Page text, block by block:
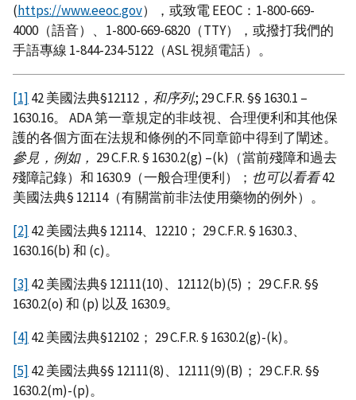
(https://www.eeoc.gov），或致電 EEOC：1-800-669-
4000（語音）、1-800-669-6820（TTY），或撥打我們的
手語專線 1-844-234-5122（ASL 視頻電話）。
[1] 42 美國法典§12112， 和序列.; 29 C.F.R. §§ 1630.1 –
1630.16。 ADA 第一章規定的非歧視、合理便利和其他保
護的各個方面在法規和條例的不同章節中得到了闡述。
參見，例如， 29 C.F.R. § 1630.2(g) –(k)（當前殘障和過去
殘障記錄）和 1630.9（一般合理便利）； 也可以看看42
美國法典§ 12114（有關當前非法使用藥物的例外）。
[2] 42 美國法典§ 12114、12210； 29 C.F.R. § 1630.3、
1630.16(b) 和 (c)。
[3] 42 美國法典§ 12111(10)、12112(b)(5)； 29 C.F.R. §§
1630.2(o) 和 (p) 以及 1630.9。
[4] 42 美國法典§12102； 29 C.F.R. § 1630.2(g)-(k)。
[5] 42 美國法典§§ 12111(8)、12111(9)(B)； 29 C.F.R. §§
1630.2(m)-(p)。